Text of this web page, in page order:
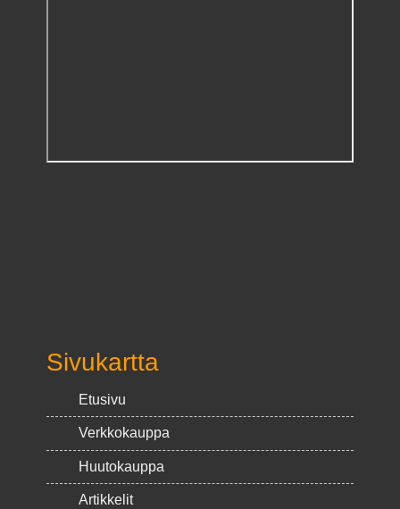
Sivukartta
Etusivu
Verkkokauppa
Huutokauppa
Artikkelit